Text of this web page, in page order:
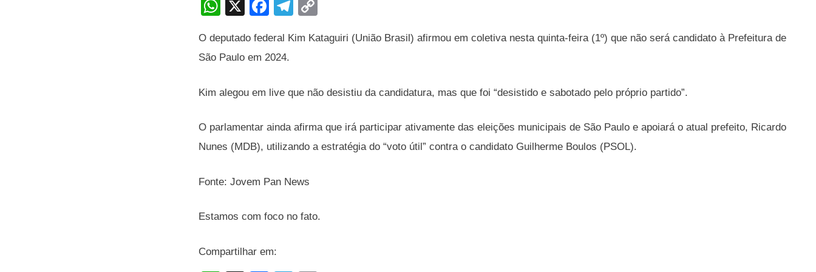
W
at
s
A
p
p
X
F
c
e
b
o
o
k
T
e
m
p
Li
n
k
O deputado federal Kim Kataguiri (União Brasil) afirmou em coletiva nesta quinta-feira (1º) que não será candidato à Prefeitura de
São Paulo em 2024.
Kim alegou em live que não desistiu da candidatura, mas que foi “desistido e sabotado pelo próprio partido”.
O parlamentar ainda afirma que irá participar ativamente das eleições municipais de São Paulo e apoiará o atual prefeito, Ricardo
Nunes (MDB), utilizando a estratégia do “voto útil” contra o candidato Guilherme Boulos (PSOL).
Fonte: Jovem Pan News
Estamos com foco no fato.
Compartilhar em: